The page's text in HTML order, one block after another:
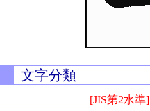
文字分類
[JIS第2水準]